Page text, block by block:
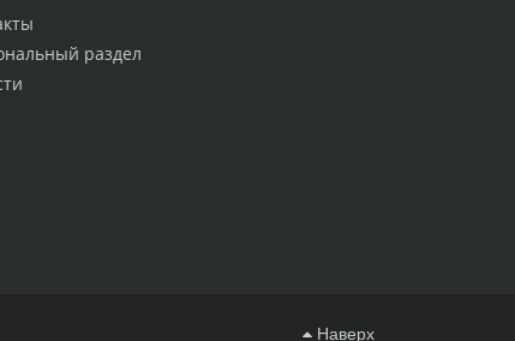
раздел
Наверх